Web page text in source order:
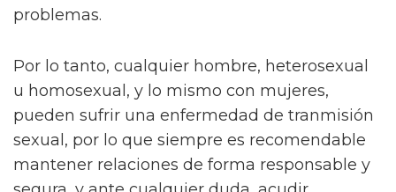
problemas.
Por lo tanto, cualquier hombre, heterosexual
u homosexual, y lo mismo con mujeres,
pueden sufrir una enfermedad de tranmisión
sexual, por lo que siempre es recomendable
mantener relaciones de forma responsable y